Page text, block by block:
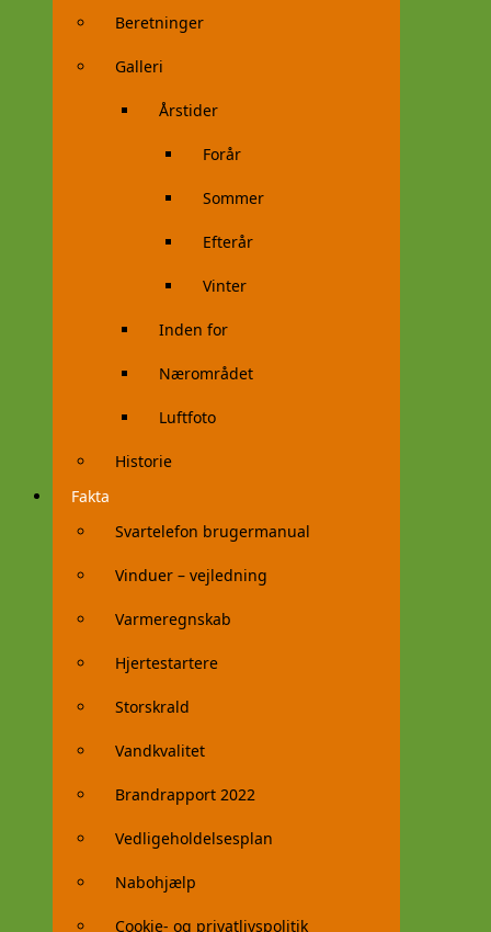
Beretninger
Galleri
Årstider
Forår
Sommer
Efterår
Vinter
Inden for
Nærområdet
Luftfoto
Historie
Fakta
Svartelefon brugermanual
Vinduer – vejledning
Varmeregnskab
Hjertestartere
Storskrald
Vandkvalitet
Brandrapport 2022
Vedligeholdelsesplan
Nabohjælp
Cookie- og privatlivspolitik